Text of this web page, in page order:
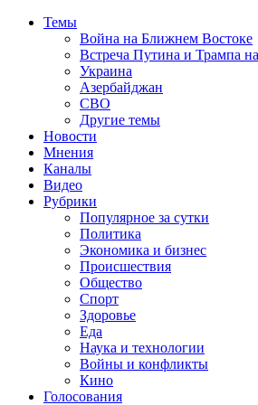
Темы
Война на Ближнем Востоке
Встреча Путина и Трампа
Украина
Азербайджан
СВО
Другие темы
Новости
Мнения
Каналы
Видео
Рубрики
Популярное за сутки
Политика
Экономика и бизнес
Происшествия
Общество
Спорт
Здоровье
Еда
Наука и технологии
Войны и конфликты
Кино
Голосования